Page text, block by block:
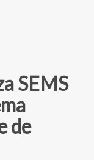
SEMS
de